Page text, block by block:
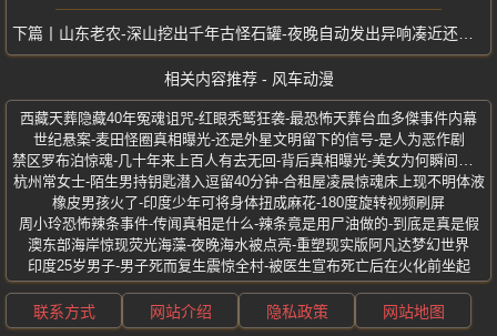
山东老农-深山挖出千年古怪石罐-夜晚自动发出异响凑近还能听见人声
相关内容推荐 - 风车动漫
西藏天葬隐藏40年冤魂诅咒-红眼秃鹫狂袭-最恐怖天葬台血多傑事件内幕
世纪悬案-麦田怪圈真相曝光-还是外星文明留下的信号-是人为恶作剧
杭州常女士-陌生男持钥匙潜入逗留40分钟-合租屋凌晨惊魂床上现不明体液
橡皮男孩火了-印度少年可将身体扭成麻花-180度旋转视频刷屏
周小玲恐怖辣条事件-传闻真相是什么-辣条竟是用尸油做的-到底是真是假
澳东部海岸惊现荧光海藻-夜晚海水被点亮-重塑现实版阿凡达梦幻世界
印度25岁男子-男子死而复生震惊全村-被医生宣布死亡后在火化前坐起
联系方式 网站介绍 隐私政策 网站地图